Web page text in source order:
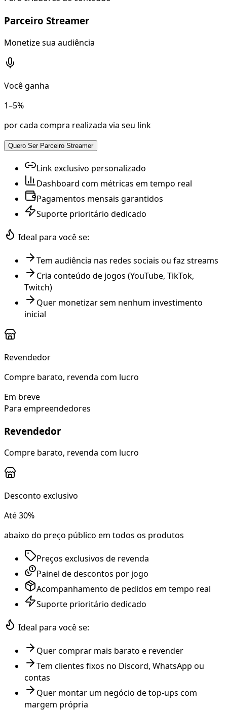
Parceiro Streamer
Monetize sua audiência
Você ganha
1–5%
por cada compra realizada via seu link
Quero Ser Parceiro Streamer
Link exclusivo personalizado
Dashboard com métricas em tempo real
Pagamentos mensais garantidos
Suporte prioritário dedicado
Ideal para você se:
Tem audiência nas redes sociais ou faz streams
Cria conteúdo de jogos (YouTube, TikTok,
Twitch)
Quer monetizar sem nenhum investimento
inicial
Revendedor
Compre barato, revenda com lucro
Em breve
Para empreendedores
Revendedor
Compre barato, revenda com lucro
Desconto exclusivo
Até 30%
abaixo do preço público em todos os produtos
Preços exclusivos de revenda
Painel de descontos por jogo
Acompanhamento de pedidos em tempo real
Suporte prioritário dedicado
Ideal para você se:
Quer comprar mais barato e revender
Tem clientes fixos no Discord, WhatsApp ou
contas
Quer montar um negócio de top-ups com
margem própria